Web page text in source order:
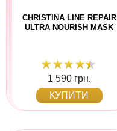
CHRISTINA LINE REPAIR
ULTRA NOURISH MASK
1 590 грн.
КУПИТИ